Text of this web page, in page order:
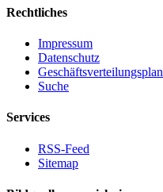
Rechtliches
Impressum
Datenschutz
Geschäftsverteilungsplan
Suche
Services
RSS-Feed
Sitemap